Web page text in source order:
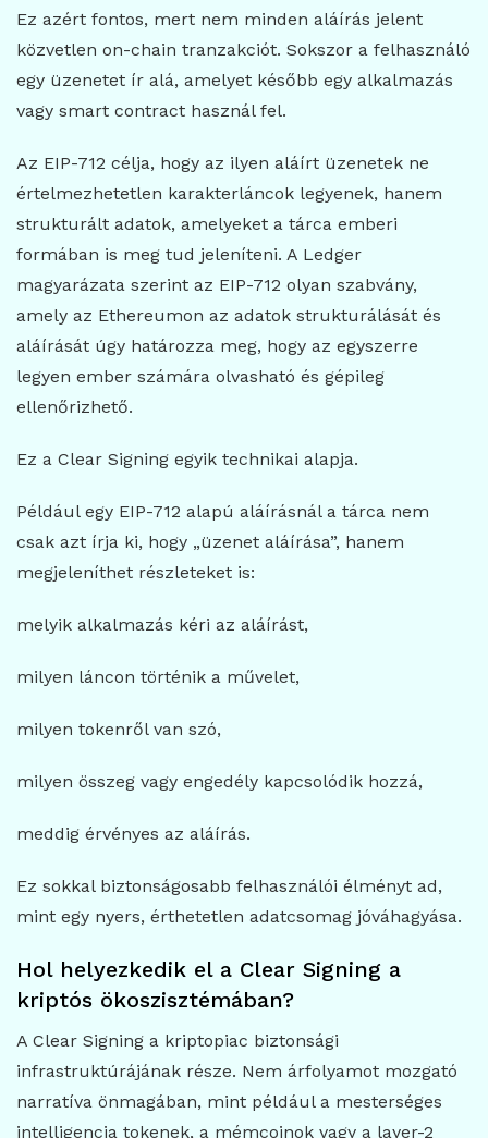
Ez azért fontos, mert nem minden aláírás jelent
közvetlen on-chain tranzakciót. Sokszor a felhasználó
egy üzenetet ír alá, amelyet később egy alkalmazás
vagy smart contract használ fel.
Az EIP-712 célja, hogy az ilyen aláírt üzenetek ne
értelmezhetetlen karakterláncok legyenek, hanem
strukturált adatok, amelyeket a tárca emberi
formában is meg tud jeleníteni. A Ledger
magyarázata szerint az EIP-712 olyan szabvány,
amely az Ethereumon az adatok strukturálását és
aláírását úgy határozza meg, hogy az egyszerre
legyen ember számára olvasható és gépileg
ellenőrizhető.
Ez a Clear Signing egyik technikai alapja.
Például egy EIP-712 alapú aláírásnál a tárca nem
csak azt írja ki, hogy „üzenet aláírása”, hanem
megjeleníthet részleteket is:
melyik alkalmazás kéri az aláírást,
milyen láncon történik a művelet,
milyen tokenről van szó,
milyen összeg vagy engedély kapcsolódik hozzá,
meddig érvényes az aláírás.
Ez sokkal biztonságosabb felhasználói élményt ad,
mint egy nyers, érthetetlen adatcsomag jóváhagyása.
Hol helyezkedik el a Clear Signing a
kriptós ökoszisztémában?
A Clear Signing a kriptopiac biztonsági
infrastruktúrájának része. Nem árfolyamot mozgató
narratíva önmagában, mint például a mesterséges
intelligencia tokenek, a mémcoinok vagy a layer-2